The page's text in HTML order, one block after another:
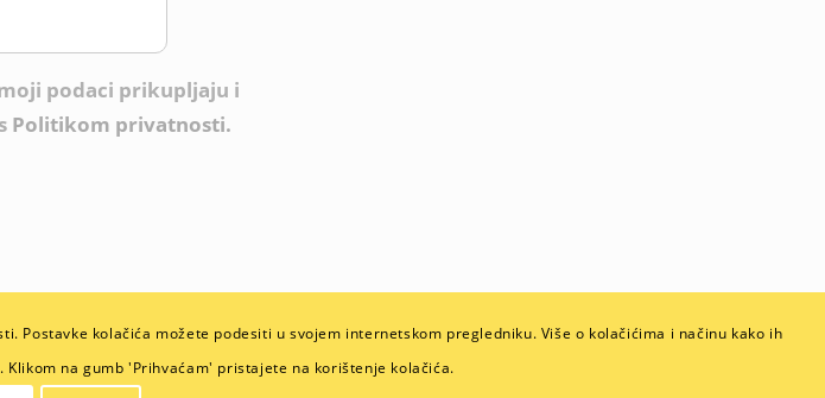
moji podaci prikupljaju i
Politikom privatnosti.
upoznati i primjenjujemo Pravila privatnosti i zaštite osobnih podataka.
kolačića možete podesiti u svojem internetskom pregledniku. Više o kolačićima i načinu kako ih
Klikom na gumb 'Prihvaćam' pristajete na korištenje kolačića.